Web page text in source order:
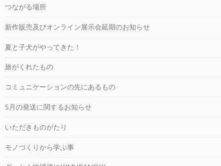
つながる場所
新作販売及びオンライン展示会延期のお知らせ
夏と子犬がやってきた！
旅がくれたもの
コミュニケーションの先にあるもの
5月の発送に関するお知らせ
いただきものがたり
モノづくりから学ぶ事